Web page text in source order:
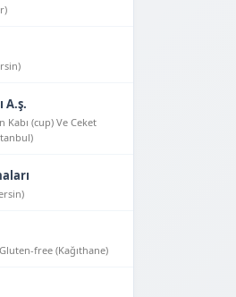
A.ş.
Kabı (cup) Ve Ceket
free (Kağıthane)